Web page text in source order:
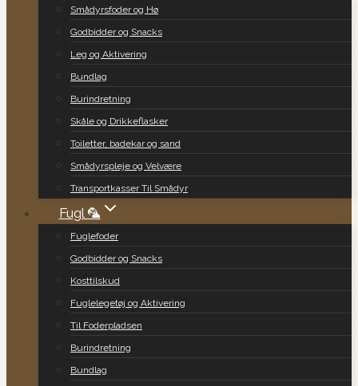
Smådyrsfoder og Hø
Godbidder og Snacks
Leg og Aktivering
Bundlag
Burindretning
Skåle og Drikkeflasker
Toiletter, badekar og sand
Smådyrspleje og Velvære
Transportkasser Til Smådyr
Fugl 🦜
Fuglefoder
Godbidder og Snacks
Kosttilskud
Fuglelegetøj og Aktivering
Til Foderpladsen
Burindretning
Bundlag